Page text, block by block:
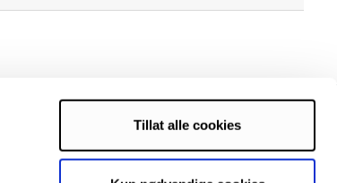
Tillat alle cookies